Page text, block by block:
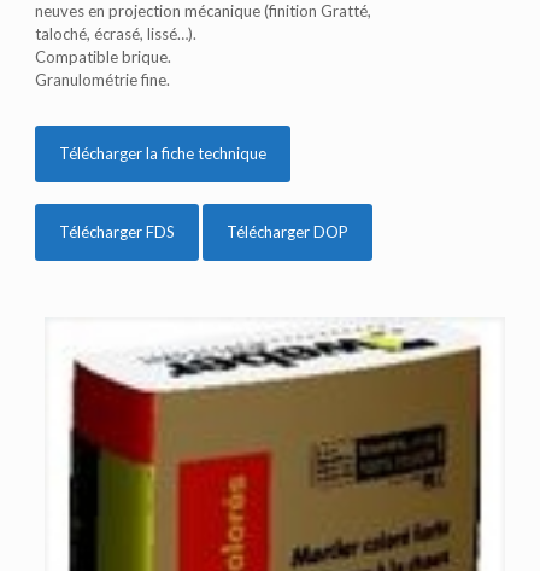
neuves en projection mécanique (finition Gratté,
taloché, écrasé, lissé…).
Compatible brique.
Granulométrie fine.
Télécharger la fiche technique
Télécharger FDS Télécharger DOP